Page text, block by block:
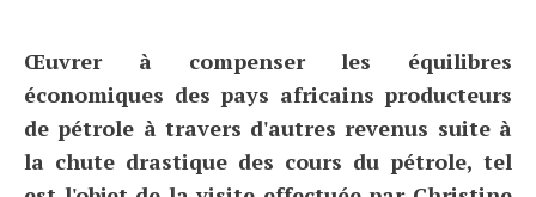
Œuvrer à compenser les équilibres
économiques des pays africains producteurs
de pétrole à travers d'autres revenus suite à
la chute drastique des cours du pétrole, tel